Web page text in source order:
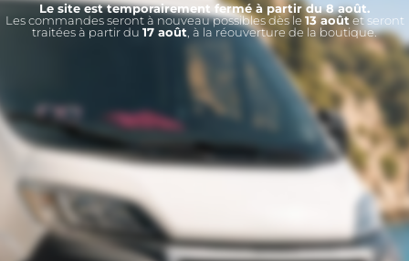
Le site est temporairement fermé à partir du 8 août.
Les commandes seront à nouveau possibles dès le 13 août et seront
traitées à partir du 17 août , à la réouverture de la boutique.